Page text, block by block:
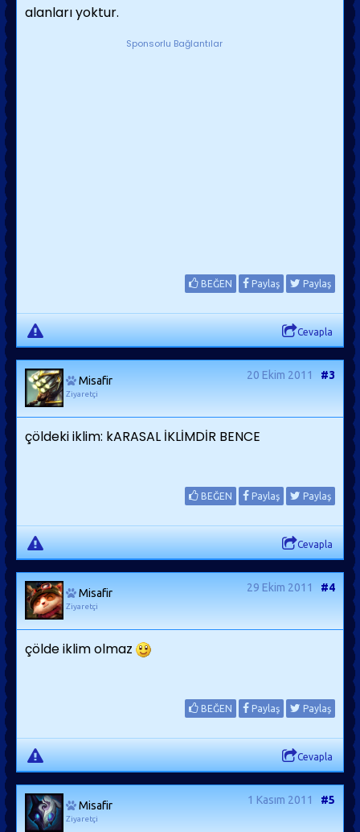
alanları yoktur.
Sponsorlu Bağlantılar
BEĞEN Paylaş Paylaş
Cevapla
Misafir
Ziyaretçi
20 Ekim 2011 #3
çöldeki iklim: kARASAL İKLİMDİR BENCE
BEĞEN Paylaş Paylaş
Cevapla
Misafir
Ziyaretçi
29 Ekim 2011 #4
çölde iklim olmaz
BEĞEN Paylaş Paylaş
Cevapla
Misafir
Ziyaretçi
1 Kasım 2011 #5